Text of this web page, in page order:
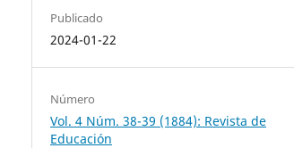
Publicado
2024-01-22
Número
Vol. 4 Núm. 38-39 (1884): Revista de
Educación